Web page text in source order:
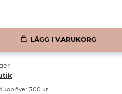
LÄGG I VARUKORG
köp över 300 kr